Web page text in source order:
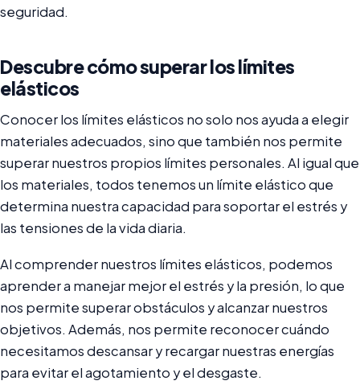
seguridad.
Descubre cómo superar los límites
elásticos
Conocer los límites elásticos no solo nos ayuda a elegir
materiales adecuados, sino que también nos permite
superar nuestros propios límites personales. Al igual que
los materiales, todos tenemos un límite elástico que
determina nuestra capacidad para soportar el estrés y
las tensiones de la vida diaria.
Al comprender nuestros límites elásticos, podemos
aprender a manejar mejor el estrés y la presión, lo que
nos permite superar obstáculos y alcanzar nuestros
objetivos. Además, nos permite reconocer cuándo
necesitamos descansar y recargar nuestras energías
para evitar el agotamiento y el desgaste.